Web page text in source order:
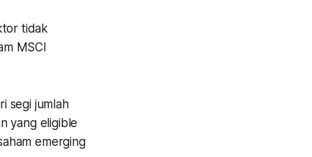
tidak
MSCI
segi jumlah
yang eligible
emerging